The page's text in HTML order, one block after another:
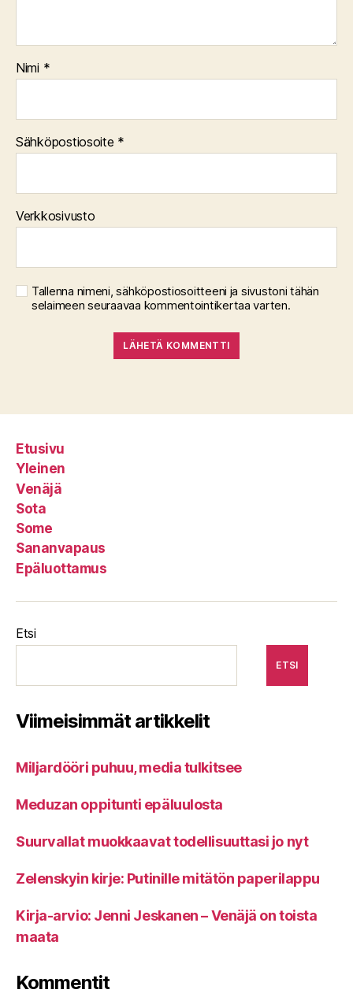
Nimi *
Sähköpostiosoite *
Verkkosivusto
Tallenna nimeni, sähköpostiosoitteeni ja sivustoni tähän
selaimeen seuraavaa kommentointikertaa varten.
Etusivu
Yleinen
Venäjä
Sota
Some
Sananvapaus
Epäluottamus
Etsi
ETSI
Viimeisimmät artikkelit
Miljardööri puhuu, media tulkitsee
Meduzan oppitunti epäluulosta
Suurvallat muokkaavat todellisuuttasi jo nyt
Zelenskyin kirje: Putinille mitätön paperilappu
Kirja-arvio: Jenni Jeskanen – Venäjä on toista
maata
Kommentit